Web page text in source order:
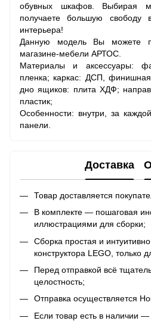
обувных шкафов. Выбирая
получаете большую свободу
интерьера!
Данную модель Вы можете
магазине-мебели АРТОС.
Материалы и аксессуары:
пленка; каркас: ДСП, финишная
дно ящиков: плита ХДФ;
пластик;
Особенности: внутри, за
панели.
Доставка
Товар доставляется
В комплекте — пошаговая
иллюстрациями для сборки;
Сборка простая и
конструктора LEGO, только
Перед отправкой всё
целостность;
Отправка осуществляется
Если товар есть в наличии